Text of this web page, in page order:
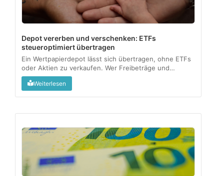
Depot vererben und verschenken: ETFs
steueroptimiert übertragen
Ein Wertpapierdepot lässt sich übertragen, ohne ETFs
oder Aktien zu verkaufen. Wer Freibeträge und
Meldepflichten kennt, gibt Vermögen steuerfrei an die
nächste Generation weiter....
Weiterlesen